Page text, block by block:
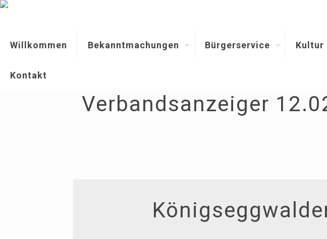
Willkommen Bekanntmachungen Bürgerservice Kultur
Kontakt
Verbandsanzeiger